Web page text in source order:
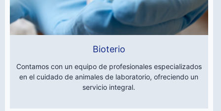
Bioterio
Contamos con un equipo de profesionales especializados
en el cuidado de animales de laboratorio, ofreciendo un
servicio integral.